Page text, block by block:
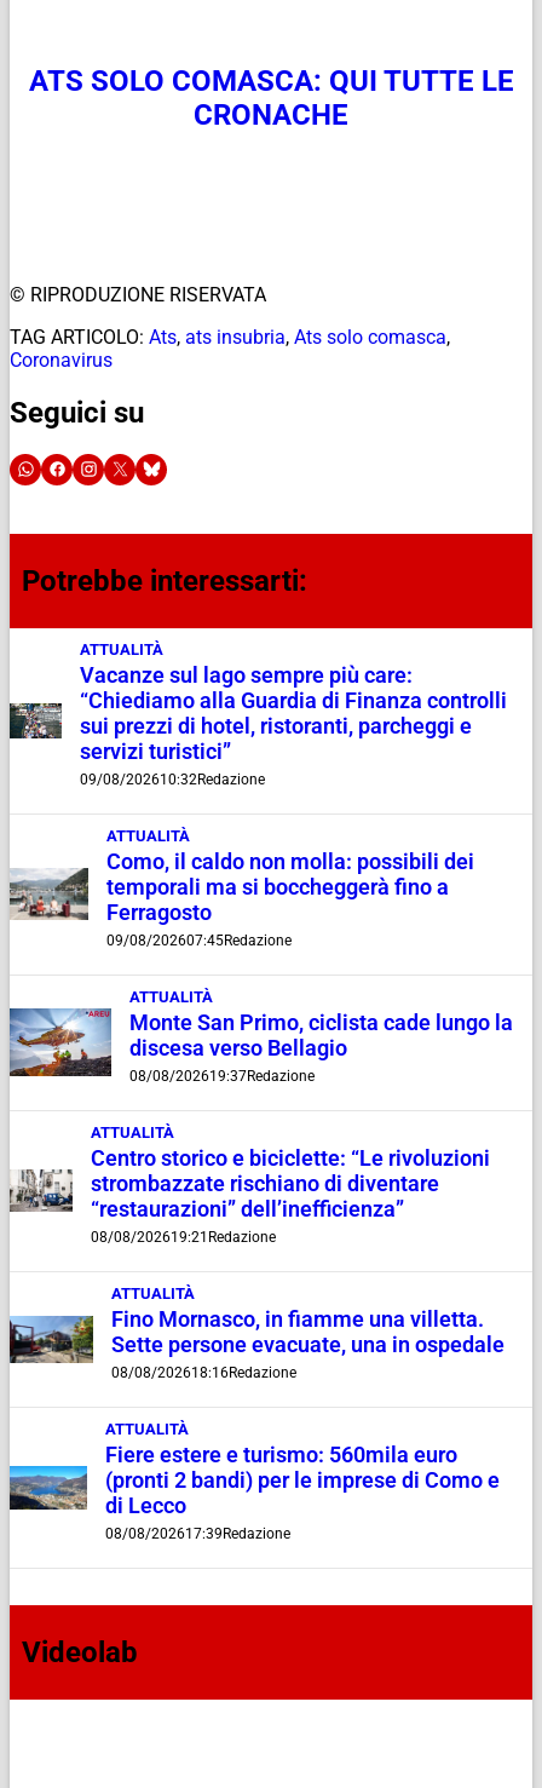
ATS SOLO COMASCA: QUI TUTTE LE
CRONACHE
© RIPRODUZIONE RISERVATA
TAG ARTICOLO: Ats, ats insubria, Ats solo comasca,
Coronavirus
Seguici su
Potrebbe interessarti:
ATTUALITÀ
Vacanze sul lago sempre più care:
“Chiediamo alla Guardia di Finanza controlli
sui prezzi di hotel, ristoranti, parcheggi e
servizi turistici”
09/08/202610:32Redazione
ATTUALITÀ
Como, il caldo non molla: possibili dei
temporali ma si boccheggerà fino a
Ferragosto
09/08/202607:45Redazione
ATTUALITÀ
Monte San Primo, ciclista cade lungo la
discesa verso Bellagio
08/08/202619:37Redazione
ATTUALITÀ
Centro storico e biciclette: “Le rivoluzioni
strombazzate rischiano di diventare
“restaurazioni” dell’inefficienza”
08/08/202619:21 Redazione
ATTUALITÀ
Fino Mornasco, in fiamme una villetta.
Sette persone evacuate, una in ospedale
08/08/202618:16Redazione
ATTUALITÀ
Fiere estere e turismo: 560mila euro
(pronti 2 bandi) per le imprese di Como e
di Lecco
08/08/202617:39Redazione
Videolab